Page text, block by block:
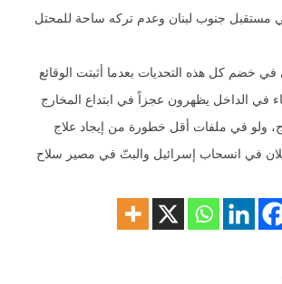
مستقبل جنوب لبنان وعدم تركه ساحة للمحتل
في خضم كل هذه التحديات بعدما أثبتت الوقائع
في الداخل يظهرون عجزاً في ابتداع المخارج
ولو في ملفات أقل خطورة من إيجاد علاج
في انسحاب إسرائيل والبتّ في مصير سلاح